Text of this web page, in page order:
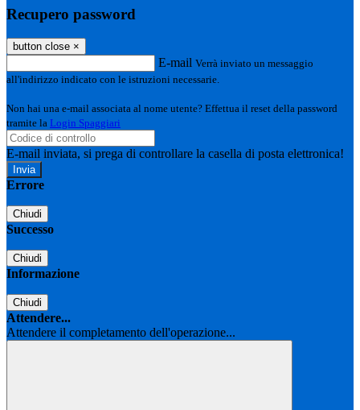
Recupero password
button close ×
E-mail Verrà inviato un messaggio
all'indirizzo indicato con le istruzioni necessarie.
Non hai una e-mail associata al nome utente? Effettua il reset della password
tramite la Login Spaggiari
E-mail inviata, si prega di controllare la casella di posta elettronica!
Errore
Chiudi
Successo
Chiudi
Informazione
Chiudi
Attendere...
Attendere il completamento dell'operazione...